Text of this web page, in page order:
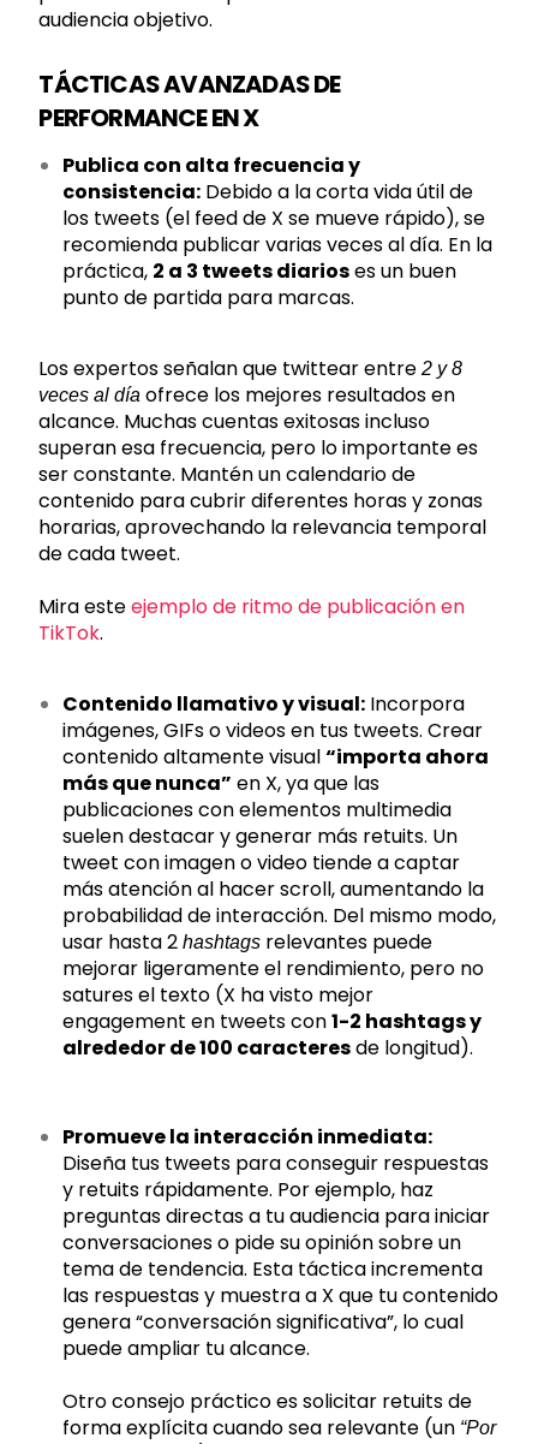
audiencia objetivo.
TÁCTICAS AVANZADAS DE
PERFORMANCE EN X
Publica con alta frecuencia y
consistencia: Debido a la corta vida útil de
los tweets (el feed de X se mueve rápido), se
recomienda publicar varias veces al día. En la
práctica, 2 a 3 tweets diarioses un buen
punto de partida para marcas.
Los expertos señalan que twittear entre2 y 8
veces al día ofrece los mejores resultados en
alcance. Muchas cuentas exitosas incluso
superan esa frecuencia, pero lo importante es
ser constante. Mantén un calendario de
contenido para cubrir diferentes horas y zonas
horarias, aprovechando la relevancia temporal
de cada tweet.
Mira esteejemplo de ritmo de publicación en
TikTok.
Contenido llamativo y visual: Incorpora
imágenes, GIFs o videos en tus tweets. Crear
contenido altamente visual“importa ahora
más que nunca” en X, ya que las
publicaciones con elementos multimedia
suelen destacar y generar más retuits. Un
tweet con imagen o video tiende a captar
más atención al hacer scroll, aumentando la
probabilidad de interacción. Del mismo modo,
usar hasta 2hashtags relevantes puede
mejorar ligeramente el rendimiento, pero no
satures el texto (X ha visto mejor
engagement en tweets con1-2 hashtags y
alrededor de 100 caracteresde longitud).
Promueve la interacción inmediata:
Diseña tus tweets para conseguir respuestas
y retuits rápidamente. Por ejemplo, haz
preguntas directas a tu audiencia para iniciar
conversaciones o pide su opinión sobre un
tema de tendencia. Esta táctica incrementa
las respuestas y muestra a X que tu contenido
genera “conversación significativa”, lo cual
puede ampliar tu alcance.
Otro consejo práctico es solicitar retuits de
forma explícita cuando sea relevante (un “Por